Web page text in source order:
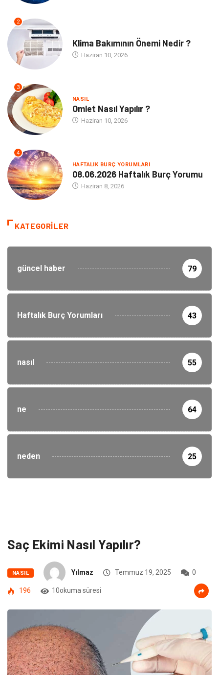
2
Klima Bakımının Önemi Nedir ?
Haziran 10, 2026
3
NASIL
Omlet Nasıl Yapılır ?
Haziran 10, 2026
4
HAFTALIK BURÇ YORUMLARI
08.06.2026 Haftalık Burç Yorumu
Haziran 8, 2026
KATEGORILER
güncel haber 79
Haftalık Burç Yorumları 43
nasıl 55
ne 64
neden 25
Saç Ekimi Nasıl Yapılır?
NASIL Yılmaz Temmuz 19, 2025 0
196 10okuma süresi